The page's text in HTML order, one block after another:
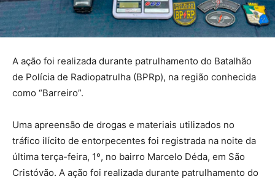
A ação foi realizada durante patrulhamento do Batalhão
de Polícia de Radiopatrulha (BPRp), na região conhecida
como “Barreiro”.
Uma apreensão de drogas e materiais utilizados no
tráfico ilícito de entorpecentes foi registrada na noite da
última terça-feira, 1º, no bairro Marcelo Déda, em São
Cristóvão. A ação foi realizada durante patrulhamento do